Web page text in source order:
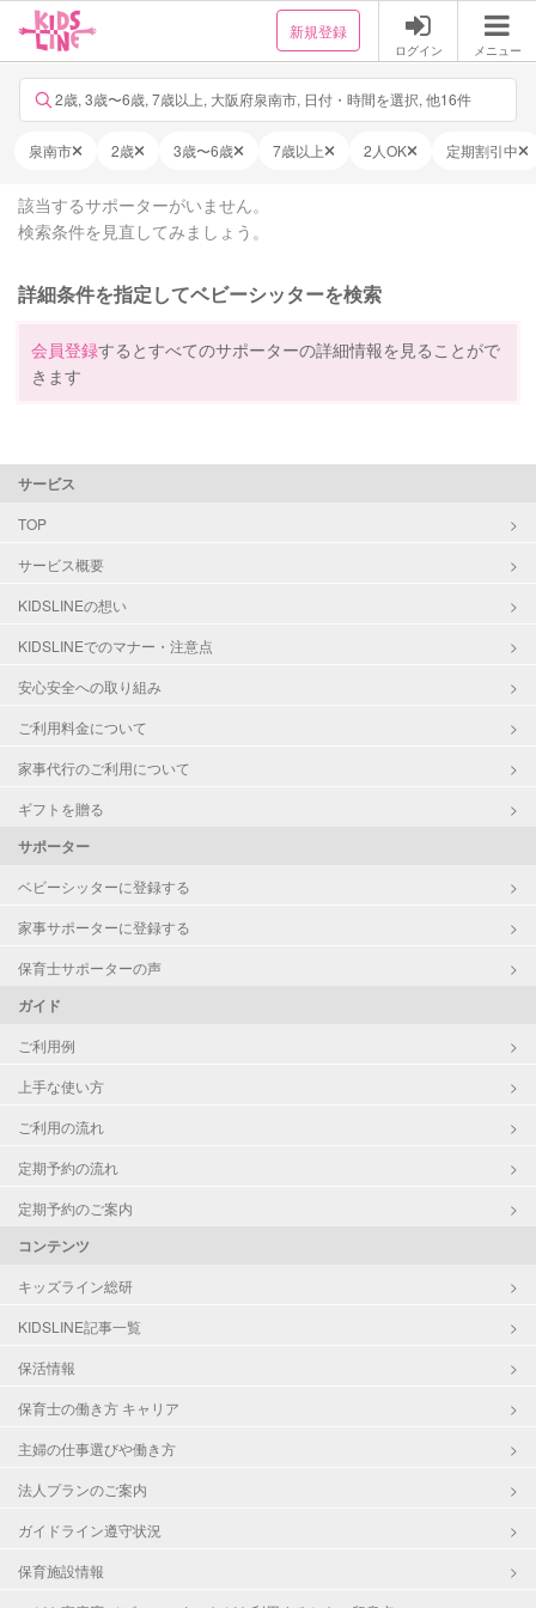
新規登録
ログイン メニュー
2歳, 3歳〜6歳, 7歳以上, 大阪府泉南市, 日付・時間を選択, 他16件
泉南市 2歳 3歳〜6歳 7歳以上 2人OK 定期割引中
該当するサポーターがいません。
検索条件を見直してみましょう。
詳細条件を指定してベビーシッターを検索
会員登録するとすべてのサポーターの詳細情報を見ることがで
きます
サービス
TOP
サービス概要
KIDSLINEの想い
KIDSLINEでのマナー・注意点
安心安全への取り組み
ご利用料金について
家事代行のご利用について
ギフトを贈る
サポーター
ベビーシッターに登録する
家事サポーターに登録する
保育士サポーターの声
ガイド
ご利用例
上手な使い方
ご利用の流れ
定期予約の流れ
定期予約のご案内
コンテンツ
キッズライン総研
KIDSLINE記事一覧
保活情報
保育士の働き方 キャリア
主婦の仕事選びや働き方
法人プランのご案内
ガイドライン遵守状況
保育施設情報